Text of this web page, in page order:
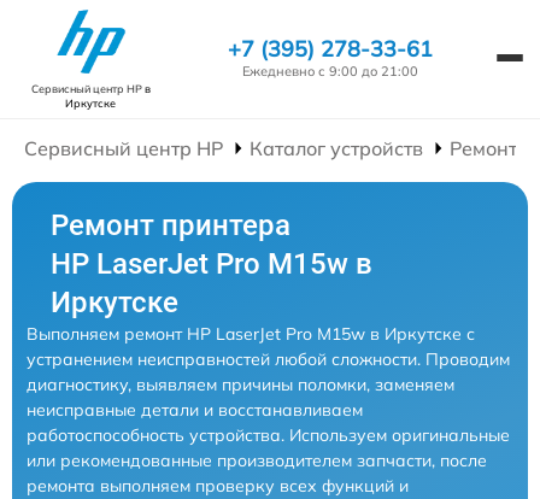
Сервисный центр HPв
Иркутске
+7 (395) 278-33-61
Ежедневно с 9:00 до 21:00
Сервисный центр HP Каталог устройств Ремонт
Ремонт принтера
HP LaserJet Pro M15w в
Иркутске
Выполняем ремонт HP LaserJet Pro M15w в Иркутске с
устранением неисправностей любой сложности. Проводим
диагностику, выявляем причины поломки, заменяем
неисправные детали и восстанавливаем
работоспособность устройства. Используем оригинальные
или рекомендованные производителем запчасти, после
ремонта выполняем проверку всех функций и